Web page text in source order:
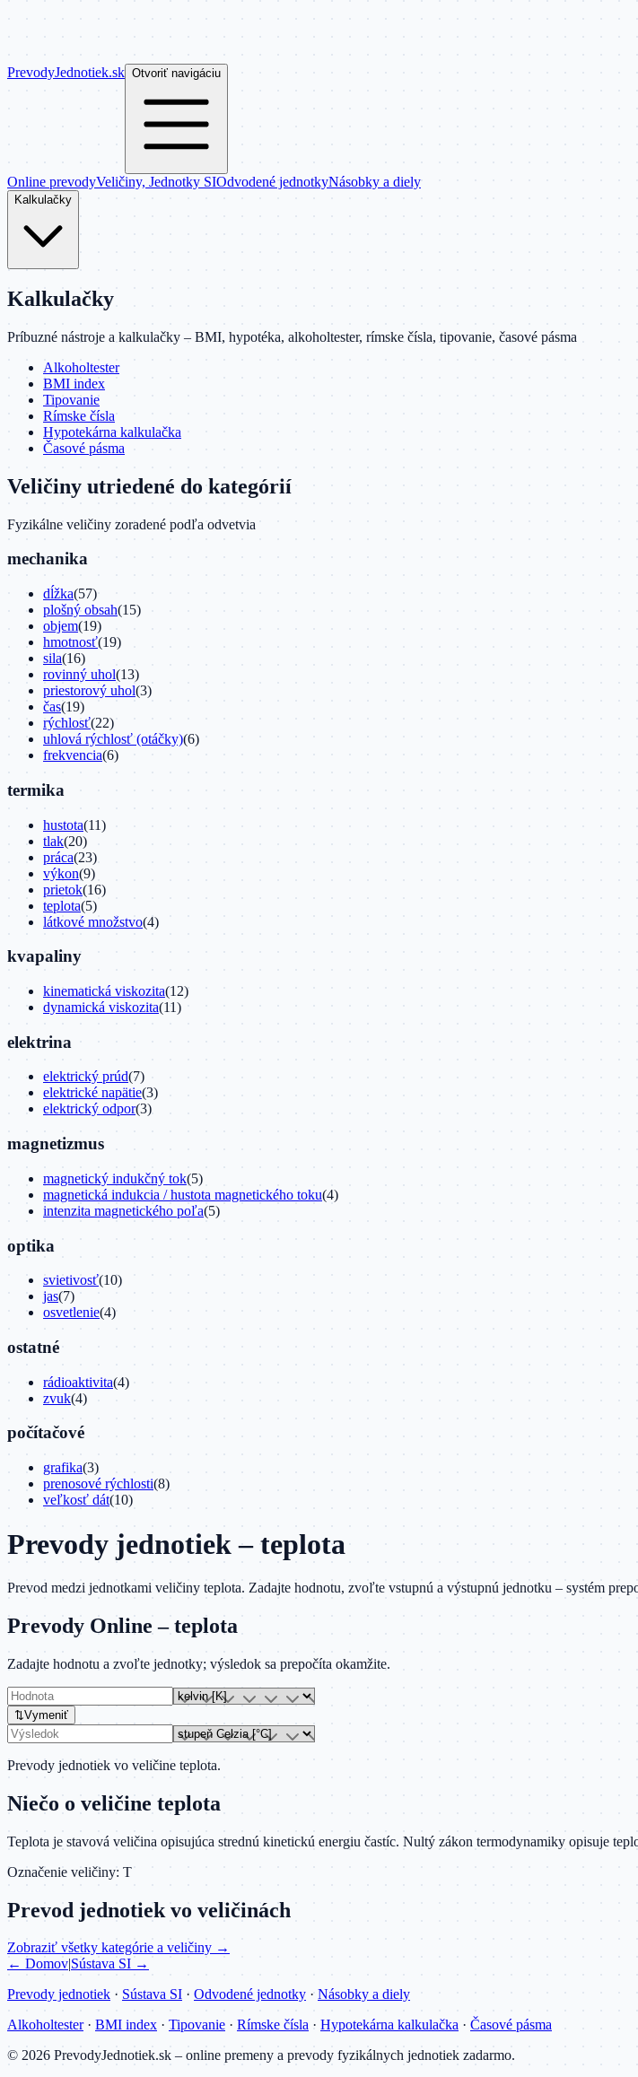
PrevodyJednotiek.sk Otvoriť navigáciu
Online prevodyVeličiny, Jednotky SIOdvodené jednotkyNásobky a diely
Kalkulačky
Kalkulačky
Príbuzné nástroje a kalkulačky – BMI, hypotéka, alkoholtester, rímske čísla, tipovanie, časové pásma
Alkoholtester
BMI index
Tipovanie
Rímske čísla
Hypotekárna kalkulačka
Časové pásma
Veličiny utriedené do kategórií
Fyzikálne veličiny zoradené podľa odvetvia
mechanika
dĺžka(57)
plošný obsah(15)
objem(19)
hmotnosť(19)
sila(16)
rovinný uhol(13)
priestorový uhol(3)
čas(19)
rýchlosť(22)
uhlová rýchlosť (otáčky)(6)
frekvencia(6)
termika
hustota(11)
tlak(20)
práca(23)
výkon(9)
prietok(16)
teplota(5)
látkové množstvo(4)
kvapaliny
kinematická viskozita(12)
dynamická viskozita(11)
elektrina
elektrický prúd(7)
elektrické napätie(3)
elektrický odpor(3)
magnetizmus
magnetický indukčný tok(5)
magnetická indukcia / hustota magnetického toku(4)
intenzita magnetického poľa(5)
optika
svietivosť(10)
jas(7)
osvetlenie(4)
ostatné
rádioaktivita(4)
zvuk(4)
počítačové
grafika(3)
prenosové rýchlosti(8)
veľkosť dát(10)
Prevody jednotiek –teplota
Prevod medzi jednotkami veličiny teplota. Zadajte hodnotu, zvoľte vstupnú a výstupnú jednotku – systém
Prevody Online –teplota
Zadajte hodnotu a zvoľte jednotky; výsledok sa prepočíta okamžite.
⇅Vymeniť
Prevody jednotiek vo veličine teplota.
Niečo o veličine teplota
Teplota je stavová veličina opisujúca strednú kinetickú energiu častíc. Nultý zákon termodynamiky opisuje
Označenie veličiny: T
Prevod jednotiek vo veličinách
Zobraziť všetky kategórie a veličiny →
← Domov|Sústava SI →
Prevody jednotiek · Sústava SI · Odvodené jednotky · Násobky a diely
Alkoholtester· BMI index · Tipovanie · Rímske čísla · Hypotekárna kalkulačka · Časové pásma
© 2026 PrevodyJednotiek.sk – online premeny a prevody fyzikálnych jednotiek zadarmo.